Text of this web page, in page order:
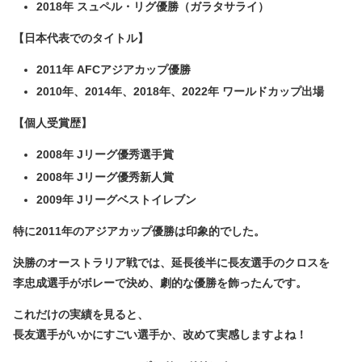
2018年 スュペル・リグ優勝（ガラタサライ）
【日本代表でのタイトル】
2011年 AFCアジアカップ優勝
2010年、2014年、2018年、2022年 ワールドカップ出場
【個人受賞歴】
2008年 Jリーグ優秀選手賞
2008年 Jリーグ優秀新人賞
2009年 Jリーグベストイレブン
特に2011年のアジアカップ優勝は印象的でした。
決勝のオーストラリア戦では、延長後半に長友選手のクロスを
李忠成選手がボレーで決め、劇的な優勝を飾ったんです。
これだけの実績を見ると、
長友選手がいかにすごい選手か、改めて実感しますよね！